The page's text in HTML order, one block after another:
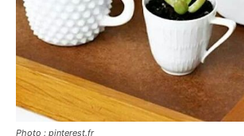
Photo : pinterest.fr